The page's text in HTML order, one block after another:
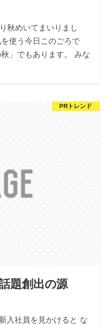
秋めいてまいりまし
使う今日このごろで
」でもあります。 みな
PRトレンド
題創出の源
入社員を見かけると な